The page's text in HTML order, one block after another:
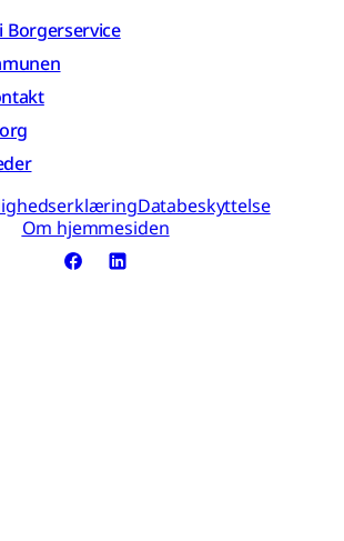
Borgerservice
Databeskyttelse
Om hjemmesiden